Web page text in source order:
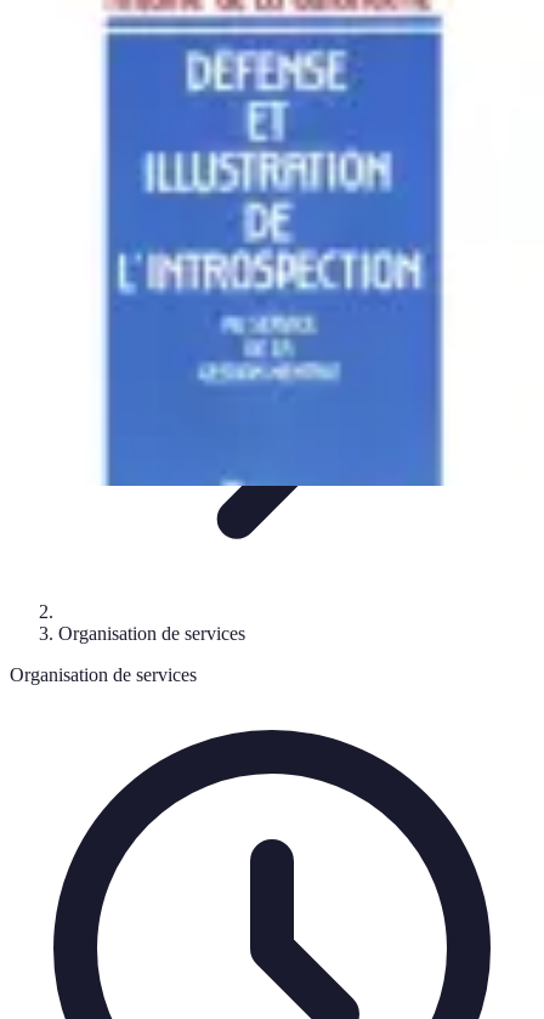
Services Mémoriaux
PersonnalisationRituels et discoursConseils pratiquesRituels et
Listes & Conseils
Organisation de services
Organisation de services